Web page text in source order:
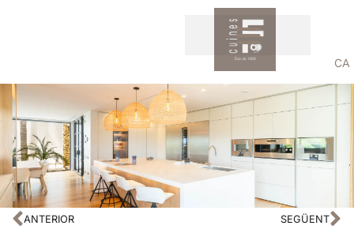
CA
ANTERIOR SEGÜENT